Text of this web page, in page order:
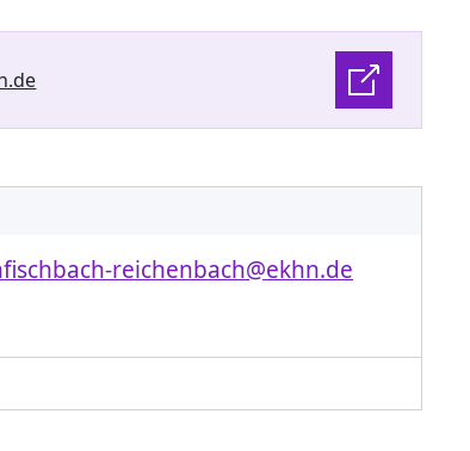
reichenbach@ekhn.de